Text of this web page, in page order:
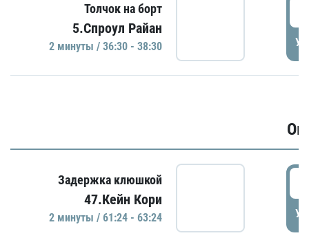
Толчок на борт
5.Спроул Райан
2 минуты / 36:30 - 38:30
Задержка клюшкой
47.Кейн Кори
2 минуты / 61:24 - 63:24